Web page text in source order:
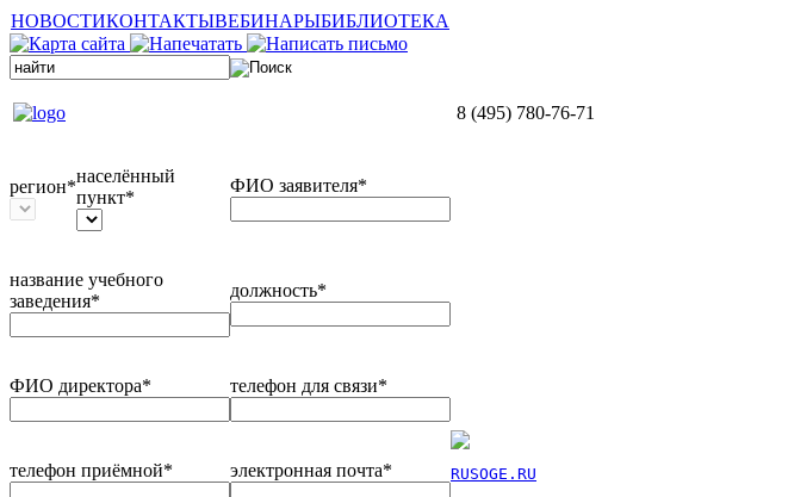
НОВОСТИКОНТАКТЫВЕБИНАРЫБИБЛИОТЕКА
8 (495) 780-76-71
регион*
населённый
пункт*
ФИО заявителя*
название учебного
заведения*
должность*
ФИО директора* телефон для связи*
телефон приёмной* электронная почта*
RUSOGE.RU